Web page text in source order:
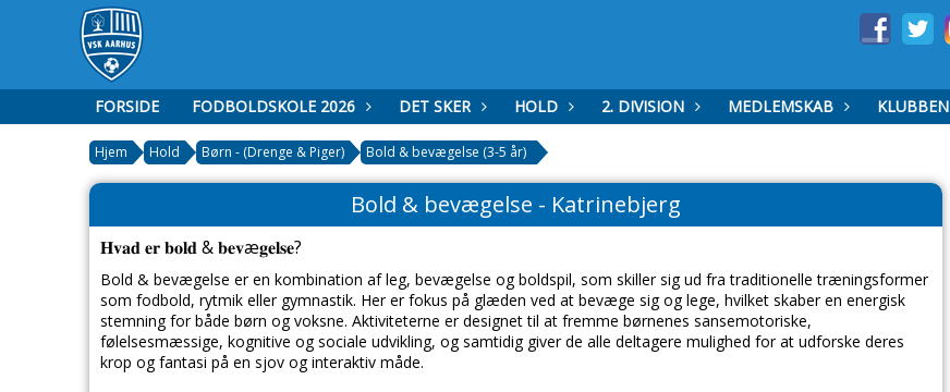
FORSIDE FODBOLDSKOLE 2026 DET SKER HOLD 2. DIVISION MEDLEMSKAB KLUBBEN
Hjem Hold Børn - (Drenge & Piger) Bold & bevægelse (3-5 år)
Bold & bevægelse - Katrinebjerg
𝐇𝐯𝐚𝐝 𝐞𝐫 𝐛𝐨𝐥𝐝 & 𝐛𝐞𝐯æ𝐠𝐞𝐥𝐬𝐞?
Bold & bevægelse er en kombination af leg, bevægelse og boldspil, som skiller sig ud fra traditionelle træningsformer
som fodbold, rytmik eller gymnastik. Her er fokus på glæden ved at bevæge sig og lege, hvilket skaber en energisk
stemning for både børn og voksne. Aktiviteterne er designet til at fremme børnenes sansemotoriske,
følelsesmæssige, kognitive og sociale udvikling, og samtidig giver de alle deltagere mulighed for at udforske deres
krop og fantasi på en sjov og interaktiv måde.